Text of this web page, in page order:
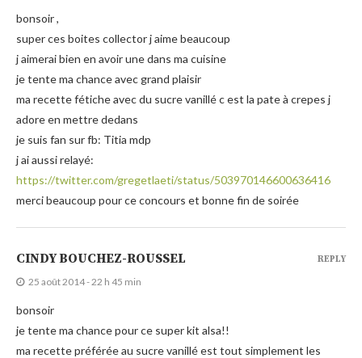
bonsoir ,
super ces boites collector j aime beaucoup
j aimerai bien en avoir une dans ma cuisine
je tente ma chance avec grand plaisir
ma recette fétiche avec du sucre vanillé c est la pate à crepes j
adore en mettre dedans
je suis fan sur fb: Titia mdp
j ai aussi relayé:
https://twitter.com/gregetlaeti/status/503970146600636416
merci beaucoup pour ce concours et bonne fin de soirée
CINDY BOUCHEZ-ROUSSEL
25 août 2014 - 22 h 45 min
bonsoir
je tente ma chance pour ce super kit alsa!!
ma recette préférée au sucre vanillé est tout simplement les
REPLY